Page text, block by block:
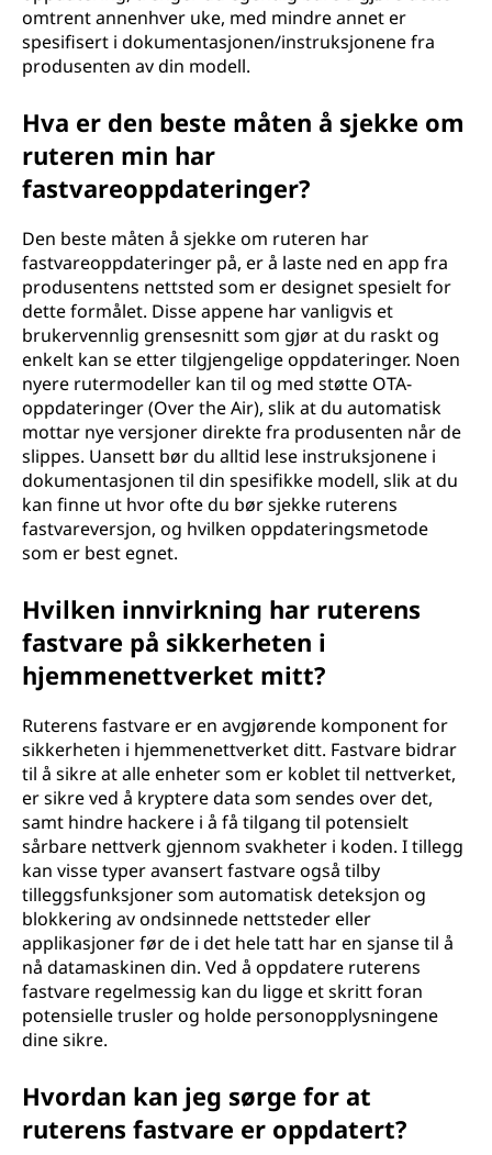
omtrent annenhver uke, med mindre annet er
spesifisert i dokumentasjonen/instruksjonene fra
produsenten av din modell.
Hva er den beste måten å sjekke om
ruteren min har
fastvareoppdateringer?
Den beste måten å sjekke om ruteren har
fastvareoppdateringer på, er å laste ned en app fra
produsentens nettsted som er designet spesielt for
dette formålet. Disse appene har vanligvis et
brukervennlig grensesnitt som gjør at du raskt og
enkelt kan se etter tilgjengelige oppdateringer. Noen
nyere rutermodeller kan til og med støtte OTA-
oppdateringer (Over the Air), slik at du automatisk
mottar nye versjoner direkte fra produsenten når de
slippes. Uansett bør du alltid lese instruksjonene i
dokumentasjonen til din spesifikke modell, slik at du
kan finne ut hvor ofte du bør sjekke ruterens
fastvareversjon, og hvilken oppdateringsmetode
som er best egnet.
Hvilken innvirkning har ruterens
fastvare på sikkerheten i
hjemmenettverket mitt?
Ruterens fastvare er en avgjørende komponent for
sikkerheten i hjemmenettverket ditt. Fastvare bidrar
til å sikre at alle enheter som er koblet til nettverket,
er sikre ved å kryptere data som sendes over det,
samt hindre hackere i å få tilgang til potensielt
sårbare nettverk gjennom svakheter i koden. I tillegg
kan visse typer avansert fastvare også tilby
tilleggsfunksjoner som automatisk deteksjon og
blokkering av ondsinnede nettsteder eller
applikasjoner før de i det hele tatt har en sjanse til å
nå datamaskinen din. Ved å oppdatere ruterens
fastvare regelmessig kan du ligge et skritt foran
potensielle trusler og holde personopplysningene
dine sikre.
Hvordan kan jeg sørge for at
ruterens fastvare er oppdatert?